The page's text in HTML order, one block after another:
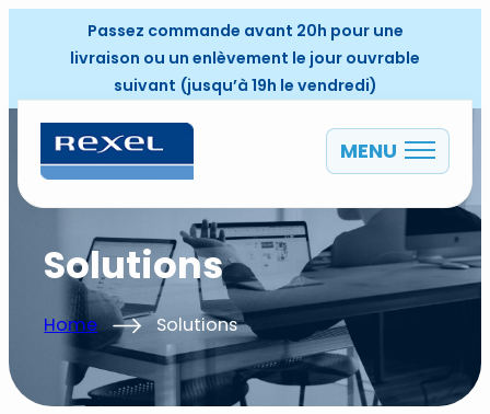
Passez commande avant 20h pour une
livraison ou un enlèvement le jour ouvrable
suivant (jusqu’à 19h le vendredi)
FR
MENU
Solutions
Home Solutions